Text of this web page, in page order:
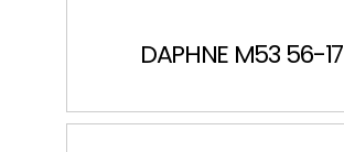
DAPHNE M53 56-17